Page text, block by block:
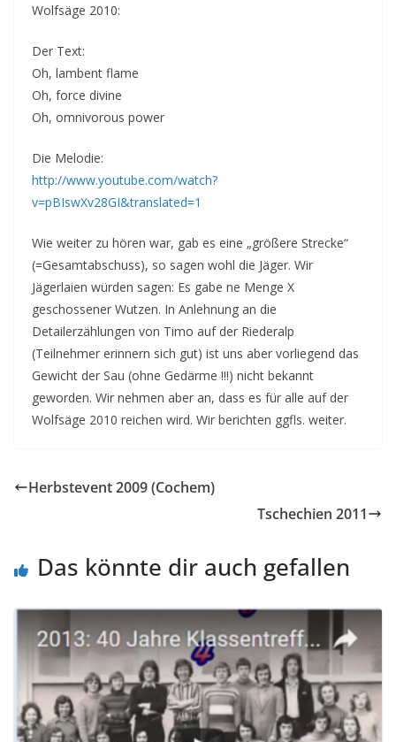
Wolfsäge 2010:
Der Text:
Oh, lambent flame
Oh, force divine
Oh, omnivorous power
Die Melodie:
http://www.youtube.com/watch?
v=pBIswXv28GI&translated=1
Wie weiter zu hören war, gab es eine „größere Strecke“
(=Gesamtabschuss), so sagen wohl die Jäger. Wir
Jägerlaien würden sagen: Es gabe ne Menge X
geschossener Wutzen. In Anlehnung an die
Detailerzählungen von Timo auf der Riederalp
(Teilnehmer erinnern sich gut) ist uns aber vorliegend das
Gewicht der Sau (ohne Gedärme !!!) nicht bekannt
geworden. Wir nehmen aber an, dass es für alle auf der
Wolfsäge 2010 reichen wird. Wir berichten ggfls. weiter.
Herbstevent 2009 (Cochem)
Tschechien 2011
Das könnte dir auch gefallen